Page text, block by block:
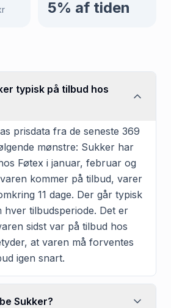
5% af tiden
typisk på tilbud hos
prisdata fra de seneste 369
mønstre: Sukker har
Føtex i januar, februar og
kommer på tilbud, varer
11 dage. Der går typisk
hver tilbudsperiode. Det er
sidst var på tilbud hos
at varen må forventes
igen snart.
Sukker?